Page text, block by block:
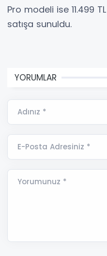
Pro modeli ise 11.499
satışa sunuldu.
YORUMLAR
Adınız *
E-Posta Adresiniz *
Yorumunuz *